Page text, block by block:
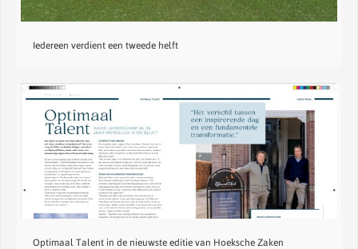
Iedereen verdient een tweede helft
Optimaal Talent in de nieuwste editie van Hoeksche Zaken